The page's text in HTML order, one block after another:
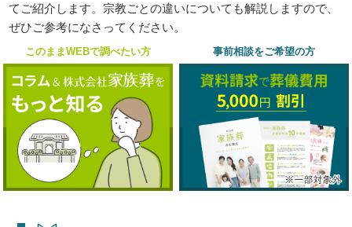
てご紹介します。宗教ごとの違いについても解説しますので、
ぜひご参考になさってください。
このままWEBで調べたい方 事前相談をご希望の方